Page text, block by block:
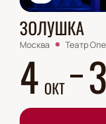
ЗОЛУШКА
Москва Театр
4 ОКТ